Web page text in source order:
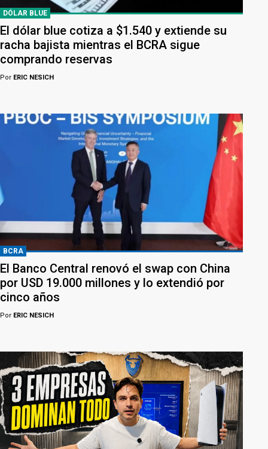
DÓLAR BLUE
El dólar blue cotiza a $1.540 y extiende su
racha bajista mientras el BCRA sigue
comprando reservas
Por ERIC NESICH
BCRA
El Banco Central renovó el swap con China
por USD 19.000 millones y lo extendió por
cinco años
Por ERIC NESICH